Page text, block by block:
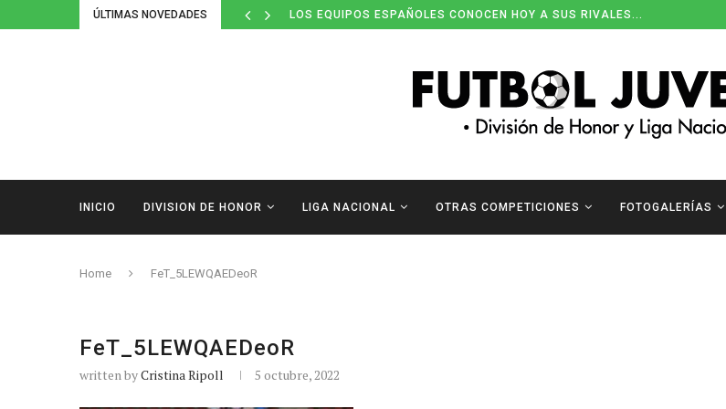
ÚLTIMAS NOVEDADES LOS EQUIPOS ESPAÑOLES CONOCEN HOY A SUS RIVALES...
INICIO DIVISION DE HONOR LIGA NACIONAL OTRAS COMPETICIONES FOTOGALERÍAS
Home FeT_5LEWQAEDeoR
FeT_5LEWQAEDeoR
written byCristina Ripoll 5 octubre, 2022